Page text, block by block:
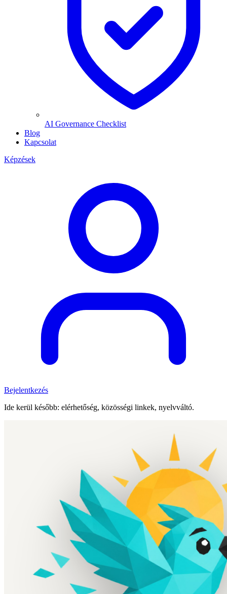
AI Governance Checklist
Blog
Kapcsolat
Képzések
Bejelentkezés
Ide kerül később: elérhetőség, közösségi linkek, nyelvváltó.